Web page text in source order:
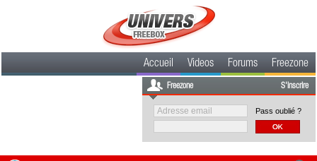
Accueil Videos Forums Freezone
Freezone S'inscrire
Pass oublié ?